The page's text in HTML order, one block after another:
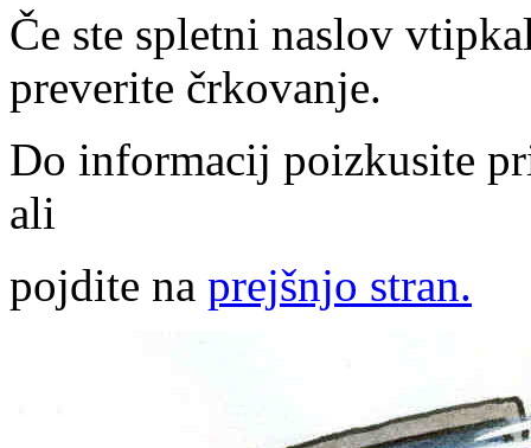
Če ste spletni naslov
preverite črkovanje.
Do informacij poizkusite
ali
pojdite na prejšnjo stran.